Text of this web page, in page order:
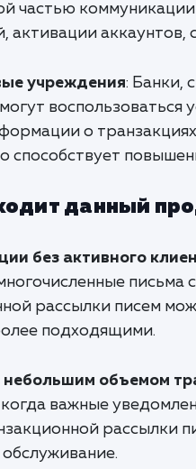
частью
активации
учреждения: Банки,
воспользоваться
о
способствует
данный
без активного
письма
рассылки писем
подходящими.
небольшим объемом
важные
рассылки